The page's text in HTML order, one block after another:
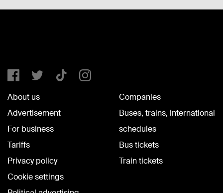
About us
Advertisement
For business
Tariffs
Privacy policy
Cookie settings
Companies
Buses, trains, international
schedules
Bus tickets
Train tickets